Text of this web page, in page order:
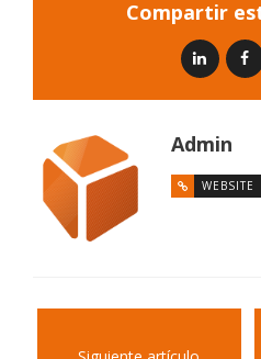
Compartir
Admin
WEBSITE